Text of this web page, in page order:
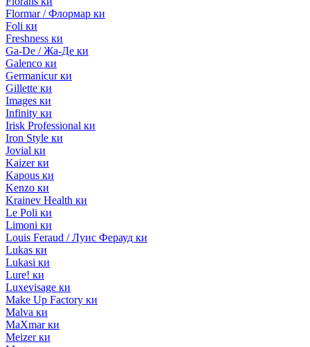
Flormar / Флормар ки
Foli ки
Freshness ки
Ga-De / Жа-Де ки
Galenco ки
Germanicur ки
Gillette ки
Images ки
Infinity ки
Irisk Professional ки
Iron Style ки
Jovial ки
Kaizer ки
Kapous ки
Kenzo ки
Krainev Health ки
Le Poli ки
Limoni ки
Louis Feraud / Луис Ферауд ки
Lukas ки
Lukasi ки
Lure! ки
Luxevisage ки
Make Up Factory ки
Malva ки
MaXmar ки
Meizer ки